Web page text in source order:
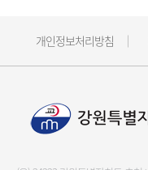
개인정보처리방침